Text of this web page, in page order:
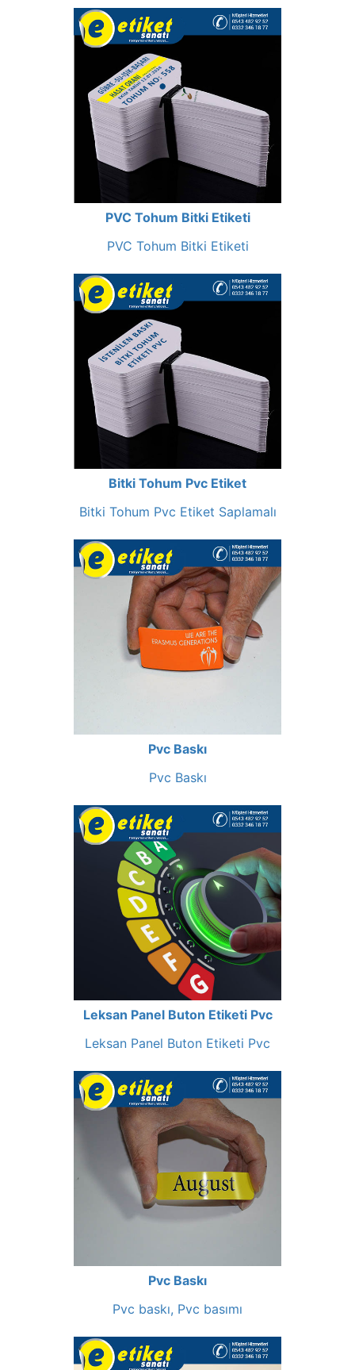
PVC Tohum Bitki Etiketi
PVC Tohum Bitki Etiketi
Bitki Tohum Pvc Etiket
Bitki Tohum Pvc Etiket Saplamalı
Pvc Baskı
Pvc Baskı
Leksan Panel Buton Etiketi Pvc
Leksan Panel Buton Etiketi Pvc
Pvc Baskı
Pvc baskı, Pvc basımı